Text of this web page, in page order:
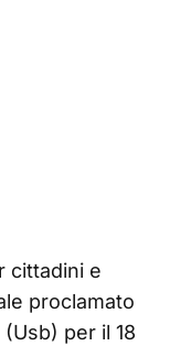
cittadini e
proclamato
per il 18